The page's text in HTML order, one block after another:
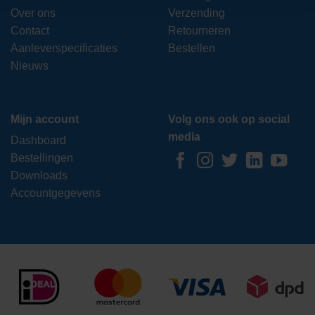
Over ons
Contact
Aanleverspecificaties
Nieuws
Verzending
Retourneren
Bestellen
Mijn account
Dashboard
Bestellingen
Downloads
Accountgegevens
Volg ons ook op social
media